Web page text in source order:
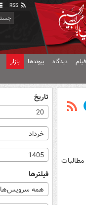
دیدگاه پیوندها بازار
تاریخ
20
خرداد
1405
فیلترها
همه سرویس‌ها